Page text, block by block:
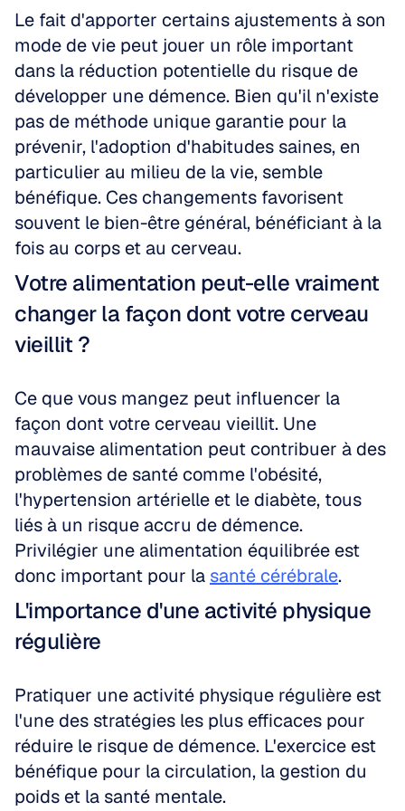
Le fait d'apporter certains ajustements à son
mode de vie peut jouer un rôle important
dans la réduction potentielle du risque de
développer une démence. Bien qu'il n'existe
pas de méthode unique garantie pour la
prévenir, l'adoption d'habitudes saines, en
particulier au milieu de la vie, semble
bénéfique. Ces changements favorisent
souvent le bien-être général, bénéficiant à la
fois au corps et au cerveau.
Votre alimentation peut-elle vraiment
changer la façon dont votre cerveau
vieillit ?
Ce que vous mangez peut influencer la
façon dont votre cerveau vieillit. Une
mauvaise alimentation peut contribuer à des
problèmes de santé comme l'obésité,
l'hypertension artérielle et le diabète, tous
liés à un risque accru de démence.
Privilégier une alimentation équilibrée est
donc important pour la santé cérébrale.
L'importance d'une activité physique
régulière
Pratiquer une activité physique régulière est
l'une des stratégies les plus efficaces pour
réduire le risque de démence. L'exercice est
bénéfique pour la circulation, la gestion du
poids et la santé mentale.